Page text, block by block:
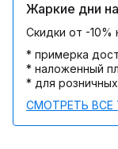
Жаркие дни
Скидки от -
* примерка
* наложенный
* для розничных
СМОТРЕТЬ ВСЕ